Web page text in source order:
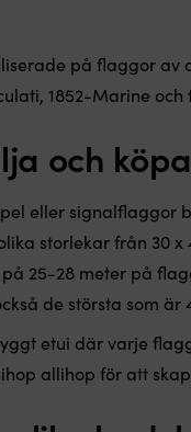
på flaggor av
1852-Marine
och köpa
eller signalflaggor
storlekar från 30
25-28 meter på
de största som
etui där varje
allihop för att